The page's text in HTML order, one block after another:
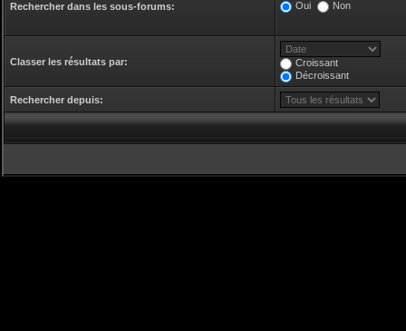
Rechercher dans les sous-forums: Oui Non
Classer les résultats par:
Croissant
Décroissant
Rechercher depuis: